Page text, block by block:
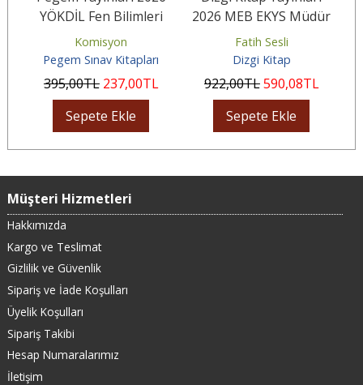
YÖKDİL Fen Bilimleri
Çıkmış Sorular
Komisyon
Pegem Sınav Kitapları
395,00TL 237,00TL
Sepete Ekle
2026 MEB EKYS Müdür
ve Müdür Yardımcılığı
Konu...
Fatih Sesli
Dizgi Kitap
922,00TL590,08TL
Sepete Ekle
Müşteri Hizmetleri
Hakkımızda
Kargo ve Teslimat
Gizlilik ve Güvenlik
Sipariş ve İade Koşulları
Üyelik Koşulları
Sipariş Takibi
Hesap Numaralarımız
İletişim